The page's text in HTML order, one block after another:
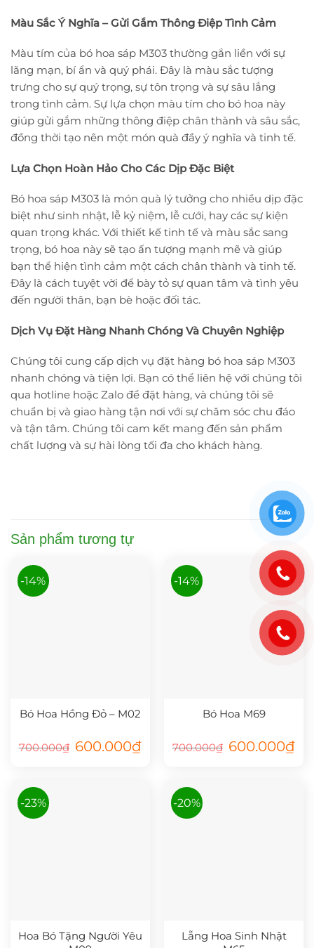
Màu Sắc Ý Nghĩa – Gửi Gắm Thông Điệp Tình Cảm
Màu tím của bó hoa sáp M303 thường gắn liền với sự
lãng mạn, bí ẩn và quý phái. Đây là màu sắc tượng
trưng cho sự quý trọng, sự tôn trọng và sự sâu lắng
trong tình cảm. Sự lựa chọn màu tím cho bó hoa này
giúp gửi gắm những thông điệp chân thành và sâu sắc,
đồng thời tạo nên một món quà đầy ý nghĩa và tinh tế.
Lựa Chọn Hoàn Hảo Cho Các Dịp Đặc Biệt
Bó hoa sáp M303 là món quà lý tưởng cho nhiều dịp đặc
biệt như sinh nhật, lễ kỷ niệm, lễ cưới, hay các sự kiện
quan trọng khác. Với thiết kế tinh tế và màu sắc sang
trọng, bó hoa này sẽ tạo ấn tượng mạnh mẽ và giúp
bạn thể hiện tình cảm một cách chân thành và tinh tế.
Đây là cách tuyệt vời để bày tỏ sự quan tâm và tình yêu
đến người thân, bạn bè hoặc đối tác.
Dịch Vụ Đặt Hàng Nhanh Chóng Và Chuyên Nghiệp
Chúng tôi cung cấp dịch vụ đặt hàng bó hoa sáp M303
nhanh chóng và tiện lợi. Bạn có thể liên hệ với chúng tôi
qua hotline hoặc Zalo để đặt hàng, và chúng tôi sẽ
chuẩn bị và giao hàng tận nơi với sự chăm sóc chu đáo
và tận tâm. Chúng tôi cam kết mang đến sản phẩm
chất lượng và sự hài lòng tối đa cho khách hàng.
Sản phẩm tương tự
-14%
Bó Hoa Hồng Đỏ – M02
700.000₫ Giá
gốc
600.000₫Giá
-14%
Bó Hoa M69
700.000₫ Giá
gốc
600.000₫Giá
-23%
Hoa Bó Tặng Người Yêu
-20%
Lẵng Hoa Sinh Nhật